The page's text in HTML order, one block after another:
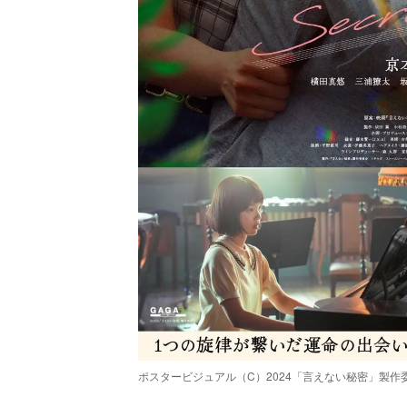
ポスタービジュアル（C）2024「言えない秘密」製作